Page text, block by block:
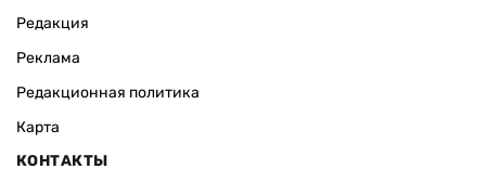
Редакция
Реклама
Редакционная политика
Карта
КОНТАКТЫ